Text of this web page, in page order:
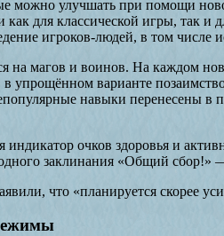
можно улучшать при помощи
как для классической игры, так и
игроков-людей, в том числе
на магов и воинов. На каждом
упрощённом варианте
навыки перенесены в
индикатор очков здоровья и
заклинания «Общий сбор!»
что «планируется скорее